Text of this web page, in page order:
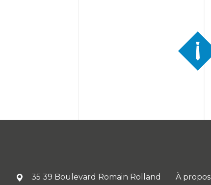
35 39 Boulevard Romain Rolland
À propos